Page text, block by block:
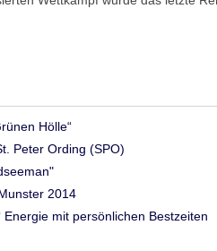
beim Ironman 70.3 auf
Hölle“
Peter Ording (SPO)
2014
Energie mit persönlichen Bestzeiten